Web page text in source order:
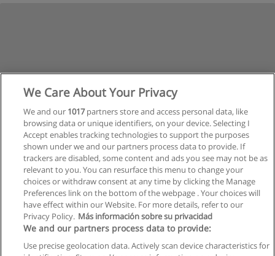
Nächste
Seite1von2
We Care About Your Privacy
We and our 1017partners store and access personal data, like
browsing data or unique identifiers, on your device. Selecting I
Accept enables tracking technologies to support the purposes
shown under we and our partners process data to provide. If
trackers are disabled, some content and ads you see may not be as
relevant to you. You can resurface this menu to change your
choices or withdraw consent at any time by clicking the Manage
Preferences link on the bottom of the webpage . Your choices will
have effect within our Website. For more details, refer to our
Privacy Policy. Más información sobre su privacidad
We and our partners process data to provide:
Use precise geolocation data. Actively scan device characteristics for